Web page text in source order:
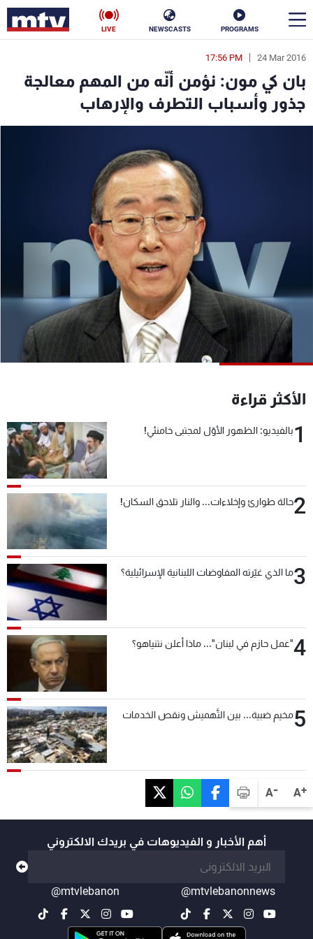
PROGRAMS
NEWSCASTS
LIVE
A+
A-
24 Mar 2016
17:56 PM
بان كي مون: نؤمن أنّه من المهم معالجة
جذور وأسباب التطرف والإرهاب
الأكثر قراءة
1بالفيديو: الظهور الأوّل لمجتبى خامنئي!
2حالة طوارئ وإخلاءات... والنار تلاحق السكان!
3ما الذي غيّرته المفاوضات اللبنانية الإسرائيلية؟
4"عمل حازم في لبنان"... ماذا أعلن نتنياهو؟
5مخيم ضبية... بين التَّهميش ونقص الخدمات
أهم الأخبار و الفيديوهات في بريدك الالكتروني
@mtvlebanonnews
@mtvlebanon
en
الأخبار
سياسة ناس
فن
رياضة
البرامج
جدول البرامج
شاهد البرامج
الترددات
عن MTV
الإنـتـاج
شروط الإسـتخدام
سياسة الخصوصية